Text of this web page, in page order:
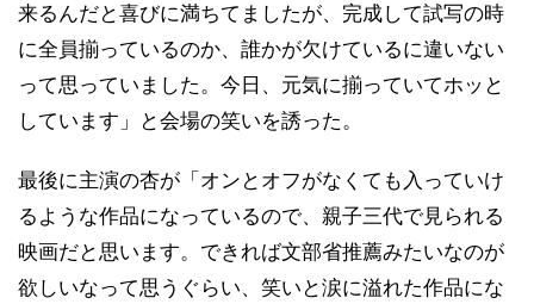
来るんだと喜びに満ちてましたが、完成して試写の時
に全員揃っているのか、誰かが欠けているに違いない
って思っていました。今日、元気に揃っていてホッと
しています」と会場の笑いを誘った。
最後に主演の杏が「オンとオフがなくても入っていけ
るような作品になっているので、親子三代で見られる
映画だと思います。できれば文部省推薦みたいなのが
欲しいなって思うぐらい、笑いと涙に溢れた作品にな